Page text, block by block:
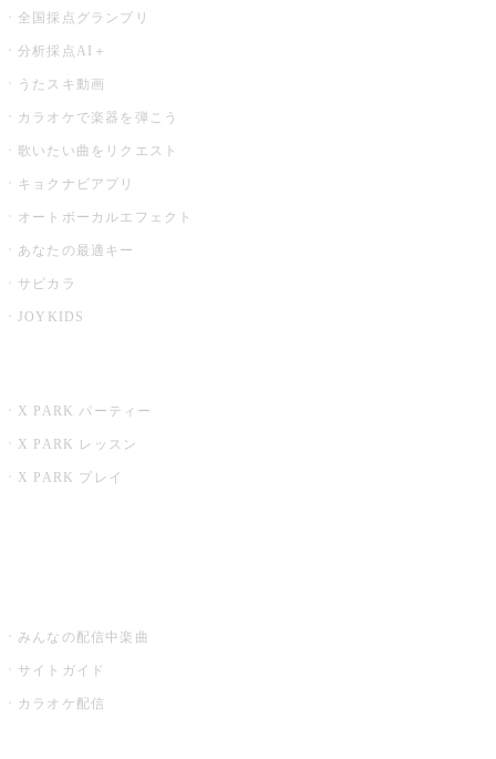
全国採点グランプリ
分析採点AI＋
うたスキ動画
カラオケで楽器を弾こう
歌いたい曲をリクエスト
キョクナビアプリ
オートボーカルエフェクト
あなたの最適キー
サビカラ
JOYKIDS
X PARK パーティー
X PARK レッスン
X PARK プレイ
みんなの配信中楽曲
サイトガイド
カラオケ配信